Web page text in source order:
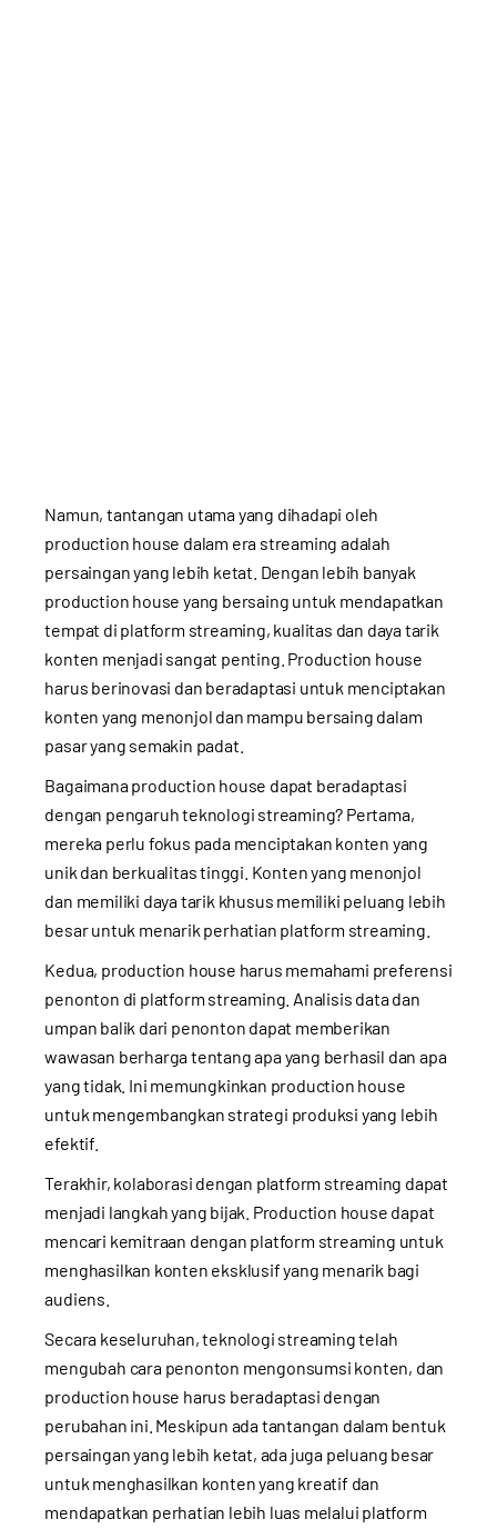
Namun, tantangan utama yang dihadapi oleh
production house dalam era streaming adalah
persaingan yang lebih ketat. Dengan lebih banyak
production house yang bersaing untuk mendapatkan
tempat di platform streaming, kualitas dan daya tarik
konten menjadi sangat penting. Production house
harus berinovasi dan beradaptasi untuk menciptakan
konten yang menonjol dan mampu bersaing dalam
pasar yang semakin padat.
Bagaimana production house dapat beradaptasi
dengan pengaruh teknologi streaming? Pertama,
mereka perlu fokus pada menciptakan konten yang
unik dan berkualitas tinggi. Konten yang menonjol
dan memiliki daya tarik khusus memiliki peluang lebih
besar untuk menarik perhatian platform streaming.
Kedua, production house harus memahami preferensi
penonton di platform streaming. Analisis data dan
umpan balik dari penonton dapat memberikan
wawasan berharga tentang apa yang berhasil dan apa
yang tidak. Ini memungkinkan production house
untuk mengembangkan strategi produksi yang lebih
efektif.
Terakhir, kolaborasi dengan platform streaming dapat
menjadi langkah yang bijak. Production house dapat
mencari kemitraan dengan platform streaming untuk
menghasilkan konten eksklusif yang menarik bagi
audiens.
Secara keseluruhan, teknologi streaming telah
mengubah cara penonton mengonsumsi konten, dan
production house harus beradaptasi dengan
perubahan ini. Meskipun ada tantangan dalam bentuk
persaingan yang lebih ketat, ada juga peluang besar
untuk menghasilkan konten yang kreatif dan
mendapatkan perhatian lebih luas melalui platform